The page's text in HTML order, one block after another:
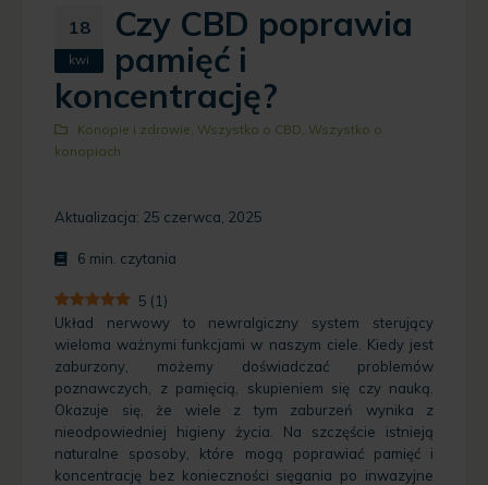
18
kwi
Czy CBD poprawia
pamięć i
koncentrację?
Konopie i zdrowie Wszystko o CBD Wszystko o
konopiach
Aktualizacja: 25 czerwca, 2025
6 min. czytania
5 (1 )
Układ nerwowy to newralgiczny system sterujący
wieloma ważnymi funkcjami w naszym ciele. Kiedy jest
zaburzony, możemy doświadczać problemów
poznawczych, z pamięcią, skupieniem się czy nauką.
Okazuje się, że wiele z tym zaburzeń wynika z
nieodpowiedniej higieny życia. Na szczęście istnieją
naturalne sposoby, które mogą poprawiać pamięć i
koncentrację bez konieczności sięgania po inwazyjne